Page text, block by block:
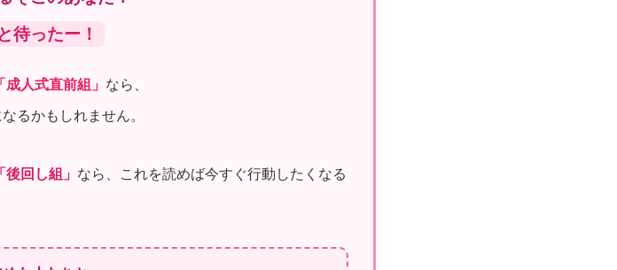
待ったー！
「成人式直前組」 なら、
なるかもしれません。
「後回し組」 なら、これを読めば今すぐ行動したくなる